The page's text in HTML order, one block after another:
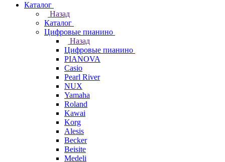
Каталог
Назад
Каталог
Цифровые пианино
Назад
Цифровые пианино
PIANOVA
Casio
Pearl River
NUX
Yamaha
Roland
Kawai
Korg
Alesis
Becker
Beisite
Medeli